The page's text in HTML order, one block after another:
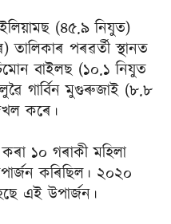
(৪৫.৯ নিযুত)
পৰৱৰ্তী স্থানত
বাইলছ (১০.১ নিযুত
গাৰ্বিন মুগুৰুজাই (৮.৮
কৰে।
১০ গৰাকী মহিলা
কৰিছিল। ২০২০
এই উপাৰ্জন।